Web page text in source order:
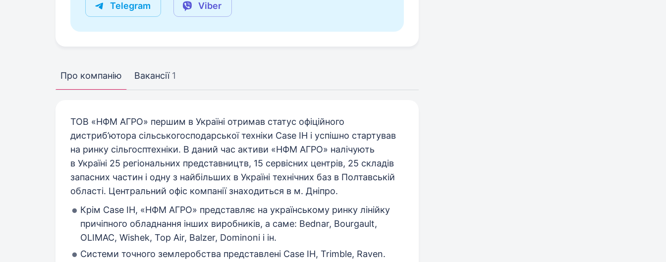
Telegram Viber
Про компанію Вакансії 1
ТОВ «НФМ АГРО» першим в Україні отримав статус офіційного
дистриб’ютора сільськогосподарської техніки Case IH і успішно стартував
на ринку сільгосптехніки. В даний час активи «НФМ АГРО» налічують
в Україні 25 регіональних представництв, 15 сервісних центрів, 25 складів
запасних частин і одну з найбільших в Україні технічних баз в Полтавській
області. Центральний офіс компанії знаходиться в м. Дніпро.
Крім Case IH, «НФМ АГРО» представляє на українському ринку лінійку
причіпного обладнання інших виробників, а саме: Bednar, Bourgault,
OLIMAC, Wishek, Top Air, Balzer, Dominoni і ін.
Системи точного землеробства представлені Case IH, Trimble, Raven.